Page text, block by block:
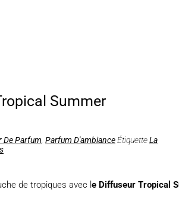
Summer
De Parfum Parfum D'ambianceÉtiquetteLa
de tropiques avec l e Diffuseur Tropical